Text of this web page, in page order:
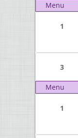
Menu
1
3
Menu
1